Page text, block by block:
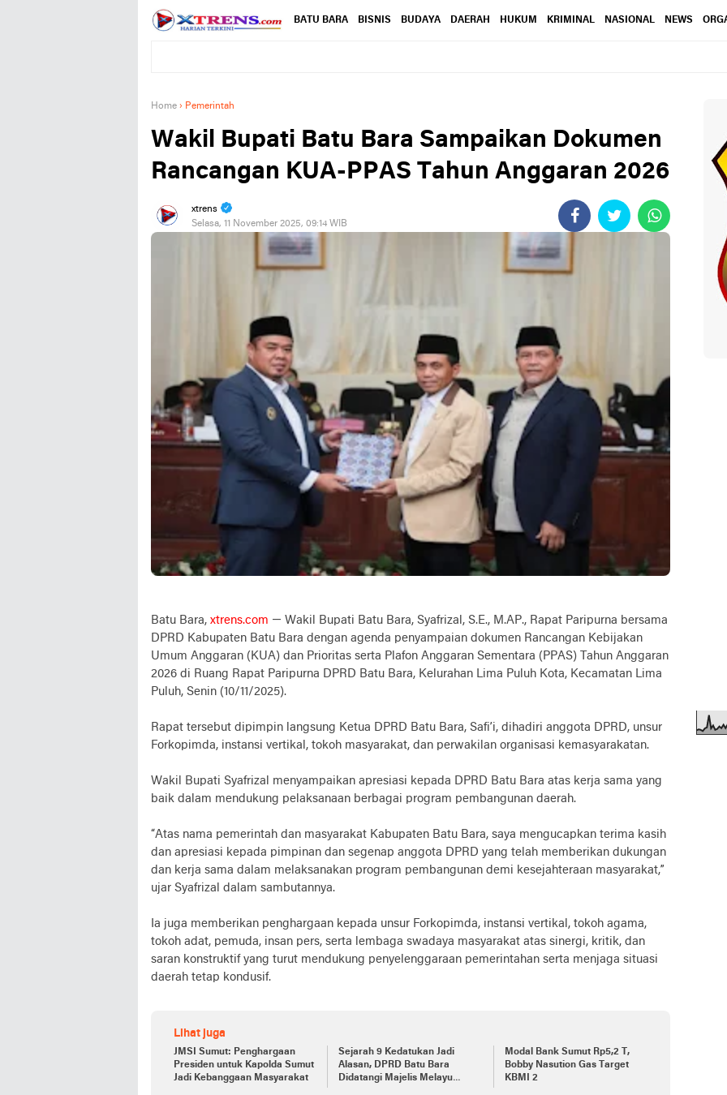
BATU BARA BISNIS BUDAYA DAERAH HUKUM KRIMINAL NASIONAL NEWS
Home › Pemerintah
Wakil Bupati Batu Bara Sampaikan Dokumen
Rancangan KUA-PPAS Tahun Anggaran 2026
xtrens
Selasa, 11 November 2025, 09:14 WIB
Batu Bara, xtrens.com — Wakil Bupati Batu Bara, Syafrizal, S.E., M.AP., Rapat Paripurna bersama
DPRD Kabupaten Batu Bara dengan agenda penyampaian dokumen Rancangan Kebijakan
Umum Anggaran (KUA) dan Prioritas serta Plafon Anggaran Sementara (PPAS) Tahun Anggaran
2026 di Ruang Rapat Paripurna DPRD Batu Bara, Kelurahan Lima Puluh Kota, Kecamatan Lima
Puluh, Senin (10/11/2025).
Rapat tersebut dipimpin langsung Ketua DPRD Batu Bara, Safi’i, dihadiri anggota DPRD, unsur
Forkopimda, instansi vertikal, tokoh masyarakat, dan perwakilan organisasi kemasyarakatan.
Wakil Bupati Syafrizal menyampaikan apresiasi kepada DPRD Batu Bara atas kerja sama yang
baik dalam mendukung pelaksanaan berbagai program pembangunan daerah.
“Atas nama pemerintah dan masyarakat Kabupaten Batu Bara, saya mengucapkan terima kasih
dan apresiasi kepada pimpinan dan segenap anggota DPRD yang telah memberikan dukungan
dan kerja sama dalam melaksanakan program pembangunan demi kesejahteraan masyarakat,”
ujar Syafrizal dalam sambutannya.
Ia juga memberikan penghargaan kepada unsur Forkopimda, instansi vertikal, tokoh agama,
tokoh adat, pemuda, insan pers, serta lembaga swadaya masyarakat atas sinergi, kritik, dan
saran konstruktif yang turut mendukung penyelenggaraan pemerintahan serta menjaga situasi
daerah tetap kondusif.
Lihat juga
JMSI Sumut: Penghargaan
Presiden untuk Kapolda Sumut
Jadi Kebanggaan Masyarakat
Sejarah 9 Kedatukan Jadi
Alasan, DPRD Batu Bara
Didatangi Majelis Melayu
Modal Bank Sumut Rp5,2 T,
Bobby Nasution Gas Target
KBMI 2